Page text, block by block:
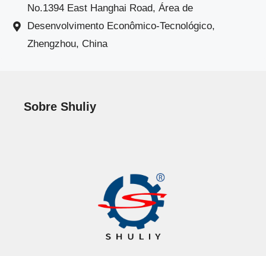
No.1394 East Hanghai Road, Área de
Desenvolvimento Econômico-Tecnológico,
Zhengzhou, China
Sobre Shuliy